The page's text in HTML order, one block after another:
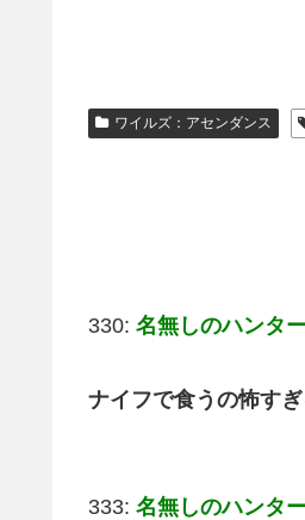
ワイルズ：アセンダンス
330: 名無しのハンタ
ナイフで食うの怖す
333: 名無しのハンタ